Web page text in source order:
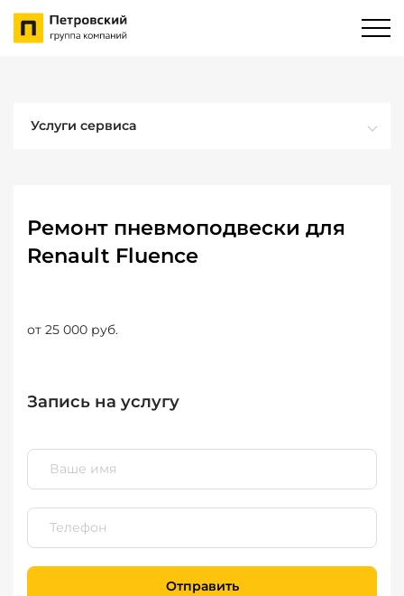
Услуги сервиса
Ремонт пневмоподвески для
Renault Fluence
от 25 000 руб.
Запись на услугу
Отправить